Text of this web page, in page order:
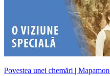
Povestea unei chemări |